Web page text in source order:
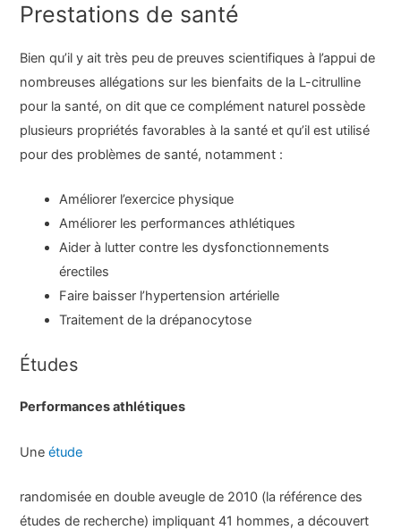
Prestations de santé
Bien qu’il y ait très peu de preuves scientifiques à l’appui de
nombreuses allégations sur les bienfaits de la L-citrulline
pour la santé, on dit que ce complément naturel possède
plusieurs propriétés favorables à la santé et qu’il est utilisé
pour des problèmes de santé, notamment :
Améliorer l’exercice physique
Améliorer les performances athlétiques
Aider à lutter contre les dysfonctionnements
érectiles
Faire baisser l’hypertension artérielle
Traitement de la drépanocytose
Études
Performances athlétiques
Uneétude
randomisée en double aveugle de 2010 (la référence des
études de recherche) impliquant 41 hommes, a découvert